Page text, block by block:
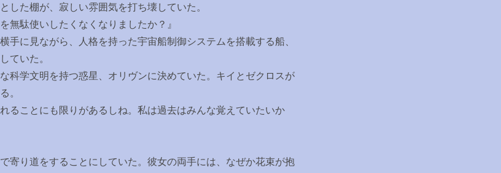
した棚が、寂しい雰囲気を打ち壊していた。
を無駄使いしたくなくなりましたか？』
手に見ながら、人格を持った宇宙船制御システムを搭載する船、
ていた。
科学文明を持つ惑星、オリヴンに決めていた。キイとゼクロスが
。
ることにも限りがあるしね。私は過去はみんな覚えていたいか
寄り道をすることにしていた。彼女の両手には、なぜか花束が抱